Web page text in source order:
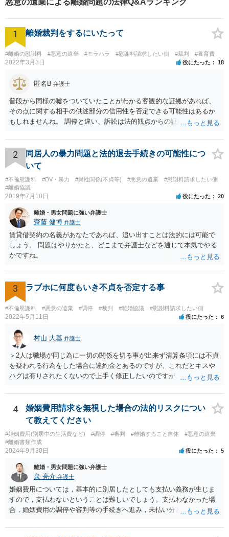
悪意の遺棄による離婚問題の法律Q&Aランキング
1 離婚裁判をするにいたって
#離婚の慰謝料 #悪意の遺棄 #モラハラ #慰謝料請求したい側 #裁判 #養育費
2022年3月3日 役にたった 18
匿名B 弁護士
普段から同様の嘘をついていたことがわかる客観的な証拠があれば、
その点に関する相手の供述部分の信用性を否定できる可能性はあるか
もしれませんね。 調停と違い、訴訟は法的観点からの証拠と主張がよ
も、全体のなかでその主張がどの程度の意味を有するのかにより、対
処方法も変わってきうるものです。離婚に向けてしっかりと訴訟を進
めていく場合には、弁護士に依頼することを検討された方がいいかも
2
同居人の暴力問題と法的退去手続きの可能性につ
いて
#不倫慰謝料 #DV・暴力 #異性関係(不貞等) #悪意の遺棄
#慰謝料請求したい側
#離婚協議
2019年7月10日 役にたった 20
離婚・男女問題に強い弁護士
齋藤 健博 弁護士
賃貸借契約の名義があなたであれば、追い出すことは法的には可能で
しょう。 問題はやりかたと、どこまで弁護士などを通じて本気でやる
かですね。
3 ラブホに何度もいき不貞を否定する事
#不倫慰謝料 #悪意の遺棄 #調停 #裁判 #離婚協議 #慰謝料請求したい側
2022年5月11日 役にたった 6
村山 大基 弁護士
＞2人は職場が同じ為に一切の関係を切る事が出来ず清算条項には不貞
を疑われる行為をした場合に違約金とあるのですが、これだとキスや
ハグは有りされたくないので上手く修正したいのですが、アドバイス
ますが、 「不貞を疑われる行為」という書き方だと、今後何らかの接
触をした際にこれは不貞を疑われる行為ではない、勝手に疑っている
だけだ、 と反論されかねません。 そのため、はっきり「不貞したらい
くら」とか、今回の経緯を踏まえるなら「二人で宿泊したらいくら」
とか書いた方が、 言い逃れしにくいと思われます。 不貞や宿泊でない
接触については、書き方を検討してみましょう。 ただ記載自体はでき
わざ屋外でそういう行為をするか、という問題です。
4
婚姻費用請求を無視した場合の法的リスクについ
て教えてください
#婚姻費用(別居中の生活費など) #調停 #審判 #離婚すること自体
#悪意の遺棄
#離婚書類作成
2024年9月30日 役にたった 5
離婚・男女問題に強い弁護士
泉 亮介 弁護士
婚姻費用については，基本的に別居したとしても支払い義務が生じま
すので，支払わないということは難しいでしょう。支払わなかった場
合，婚姻費用の調停や審判等の手続きへ進み，未払い分として差押を